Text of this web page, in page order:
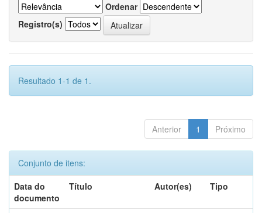
Ordenar
Registro(s)
Resultado 1-1 de 1.
Anterior 1 Próximo
Conjunto de itens:
Data do
documento
Título Autor(es) Tipo